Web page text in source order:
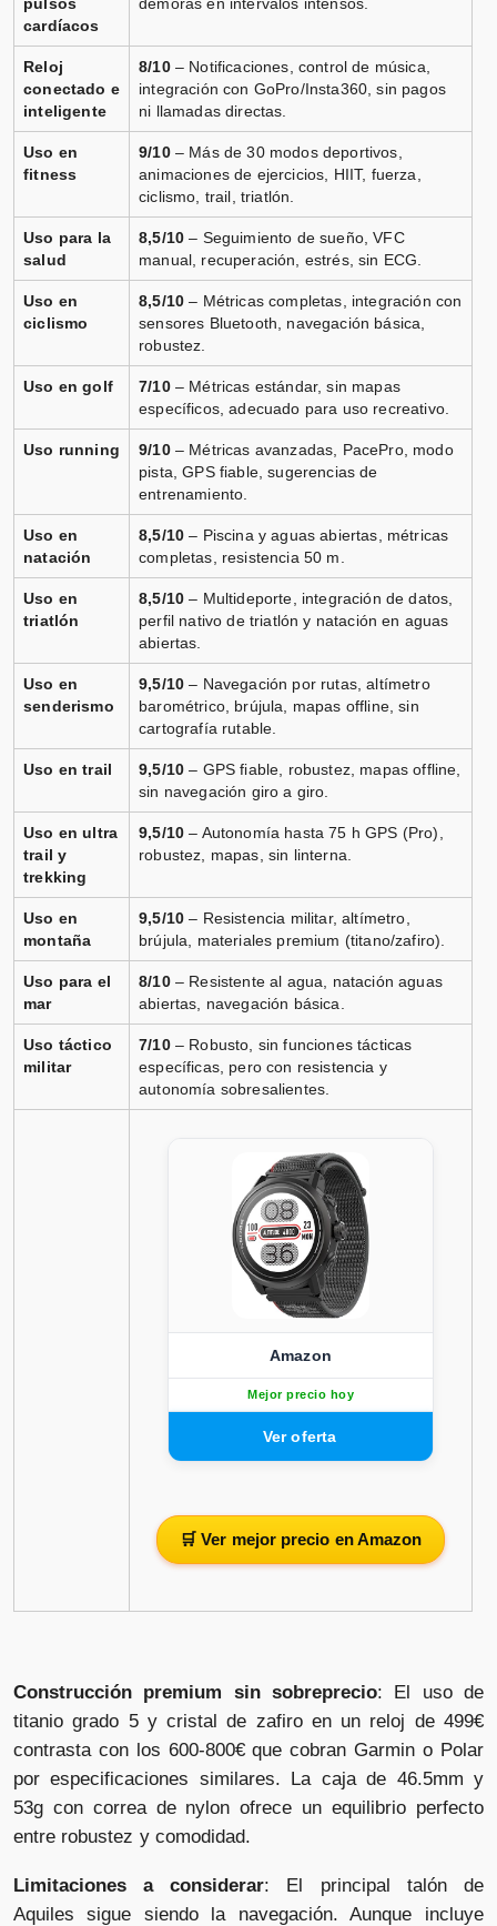
📦 3-5 días · 🚚 Gratis >75€ · 🔄 30 días
COROS Apex 4 42 mm
Vendido por
📦 3-5 días · 🚚 Gratis >75€ · 🔄 30 días
cardíacos
Reloj
conectado e
inteligente
8/10– Notificaciones, control de música,
integración con GoPro/Insta360, sin pagos
ni llamadas directas.
Uso en
fitness
9/10– Más de 30 modos deportivos,
animaciones de ejercicios, HIIT, fuerza,
ciclismo, trail, triatlón.
Uso para la
salud
8,5/10 – Seguimiento de sueño, VFC
manual, recuperación, estrés, sin ECG.
Uso en
ciclismo
8,5/10 – Métricas completas, integración con
sensores Bluetooth, navegación básica,
robustez.
Uso en golf 7/10– Métricas estándar, sin mapas
específicos, adecuado para uso recreativo.
Uso running 9/10– Métricas avanzadas, PacePro, modo
pista, GPS fiable, sugerencias de
entrenamiento.
Uso en
natación
8,5/10 – Piscina y aguas abiertas, métricas
completas, resistencia 50 m.
Uso en
triatlón
8,5/10 – Multideporte, integración de datos,
perfil nativo de triatlón y natación en aguas
abiertas.
Uso en
senderismo
9,5/10 – Navegación por rutas, altímetro
barométrico, brújula, mapas offline, sin
cartografía rutable.
Uso en trail 9,5/10 – GPS fiable, robustez, mapas offline,
sin navegación giro a giro.
Uso en ultra
trail y
trekking
9,5/10 – Autonomía hasta 75 h GPS (Pro),
robustez, mapas, sin linterna.
Uso en
montaña
9,5/10 – Resistencia militar, altímetro,
brújula, materiales premium (titano/zafiro).
Uso para el
mar
8/10– Resistente al agua, natación aguas
abiertas, navegación básica.
Uso táctico
militar
7/10– Robusto, sin funciones tácticas
específicas, pero con resistencia y
autonomía sobresalientes.
Amazon
Mejor precio hoy
🛒 Ver mejor precio en Amazon
Construcción premium sin sobreprecio: El uso de
titanio grado 5 y cristal de zafiro en un reloj de 499€
contrasta con los 600-800€ que cobran Garmin o Polar
por especificaciones similares. La caja de 46.5mm y
53g con correa de nylon ofrece un equilibrio perfecto
entre robustez y comodidad.
Limitaciones a considerar: El principal talón de
Aquiles sigue siendo la navegación. Aunque incluye